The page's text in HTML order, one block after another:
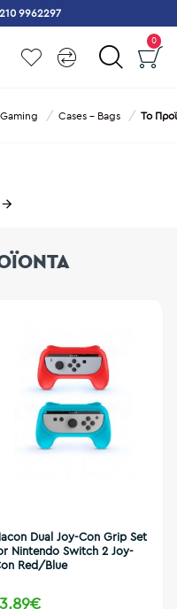
210 9962297
0
Gaming Cases - Bags Το
Dual Joy-Con Grip Set
Nintendo Switch 2 Joy-
Red/Blue